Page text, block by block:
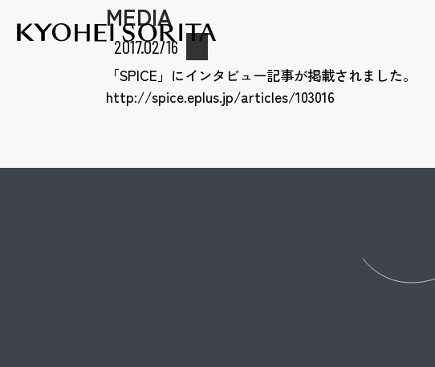
MEDIA
2017.02/16
「SPICE」にインタビュー記事が掲載されました。
http://spice.eplus.jp/articles/103016